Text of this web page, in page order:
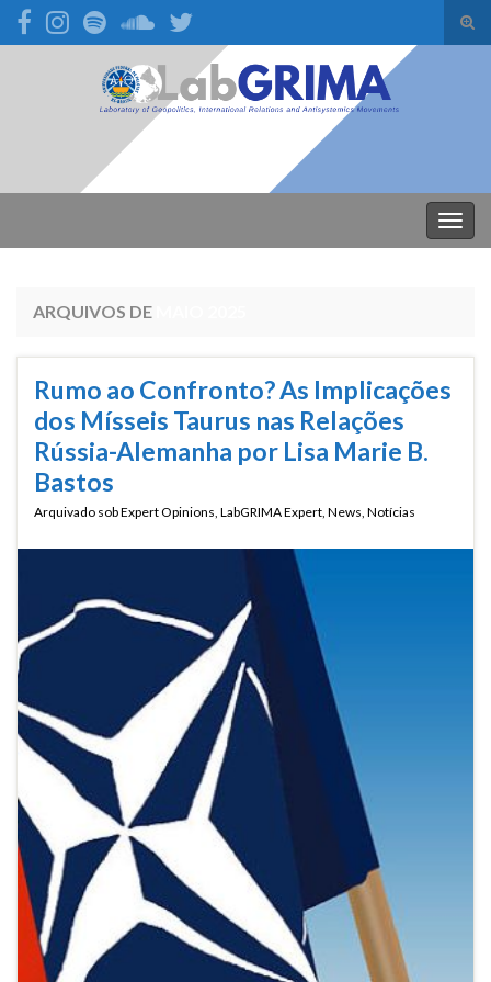
Search for:
ARQUIVOS DE
Rumo ao Confronto? As Implicações
dos Mísseis Taurus nas Relações
Rússia-Alemanha por Lisa Marie B.
Bastos
Arquivado sobExpert Opinions, LabGRIMA Expert, News, Notícias